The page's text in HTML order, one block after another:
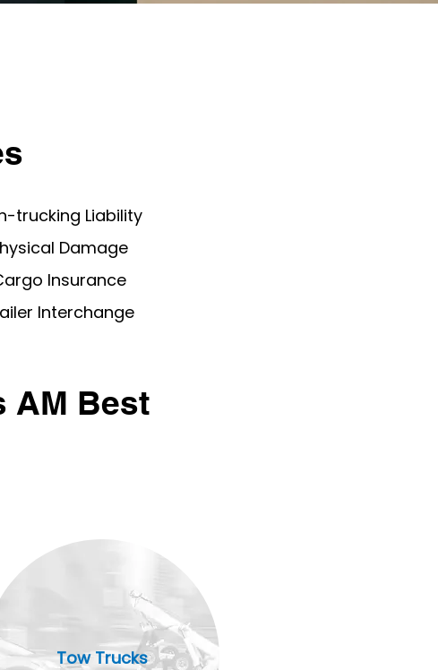
trucking Liability
Damage
Insurance
Interchange
AM Best
Tow Trucks